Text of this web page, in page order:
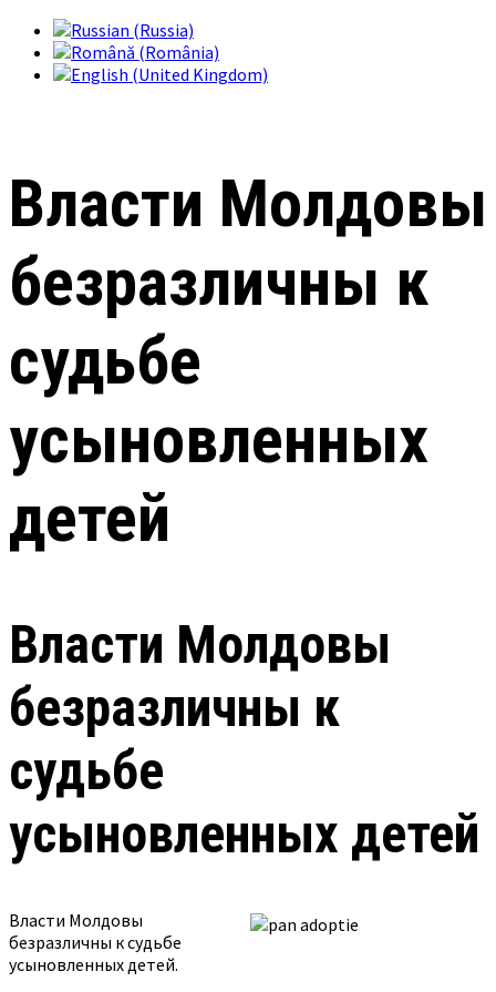
Власти Молдовы
безразличны к
судьбе
усыновленных
детей
Власти Молдовы
безразличны к
судьбе
усыновленных детей
Власти Молдовы
безразличны к судьбе
усыновленных детей.